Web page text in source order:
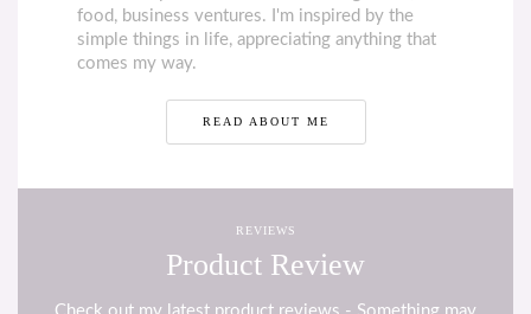
food, business ventures. I'm inspired by the
simple things in life, appreciating anything that
comes my way.
READ ABOUT ME
REVIEWS
Product Review